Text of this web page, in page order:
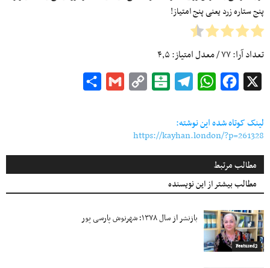
پنج ستاره زرد یعنی پنج امتیاز!
تعداد آرا:۷۷/ معدل امتیاز:۴٫۵
Facebook
WhatsApp
Telegram
Balatarin
Copy
Gmail
لینک کوتاه شده این نوشته:
https://kayhan.london/?p=261328
مطالب مرتبط
مطالب بیشتر از این نویسنده
Featured2
بازنشر از سال ۱۳۷۸؛ شهرنوش پارسی پور